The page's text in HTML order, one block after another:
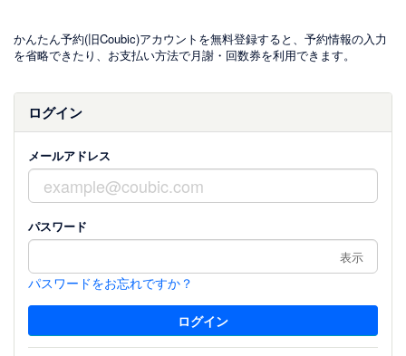
かんたん予約(旧Coubic)アカウントを無料登録すると、予約情報の入力
を省略できたり、お支払い方法で月謝・回数券を利用できます。
ログイン
メールアドレス
パスワード
表示
パスワードをお忘れですか？